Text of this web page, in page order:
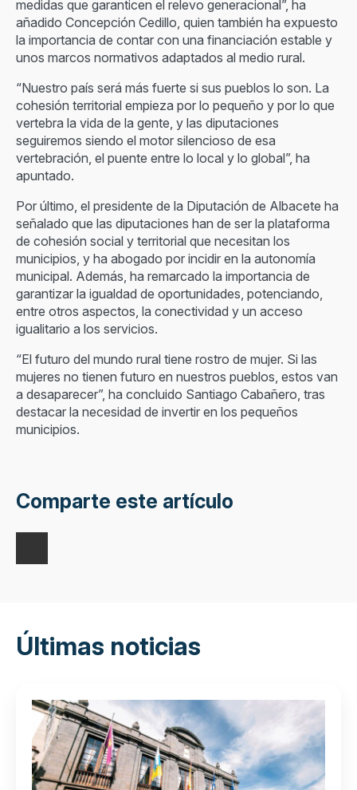
medidas que garanticen el relevo generacional”, ha
añadido Concepción Cedillo, quien también ha expuesto
la importancia de contar con una financiación estable y
unos marcos normativos adaptados al medio rural.
“Nuestro país será más fuerte si sus pueblos lo son. La
cohesión territorial empieza por lo pequeño y por lo que
vertebra la vida de la gente, y las diputaciones
seguiremos siendo el motor silencioso de esa
vertebración, el puente entre lo local y lo global”, ha
apuntado.
Por último, el presidente de la Diputación de Albacete ha
señalado que las diputaciones han de ser la plataforma
de cohesión social y territorial que necesitan los
municipios, y ha abogado por incidir en la autonomía
municipal. Además, ha remarcado la importancia de
garantizar la igualdad de oportunidades, potenciando,
entre otros aspectos, la conectividad y un acceso
igualitario a los servicios.
“El futuro del mundo rural tiene rostro de mujer. Si las
mujeres no tienen futuro en nuestros pueblos, estos van
a desaparecer”, ha concluido Santiago Cabañero, tras
destacar la necesidad de invertir en los pequeños
municipios.
Comparte este artículo
Últimas noticias